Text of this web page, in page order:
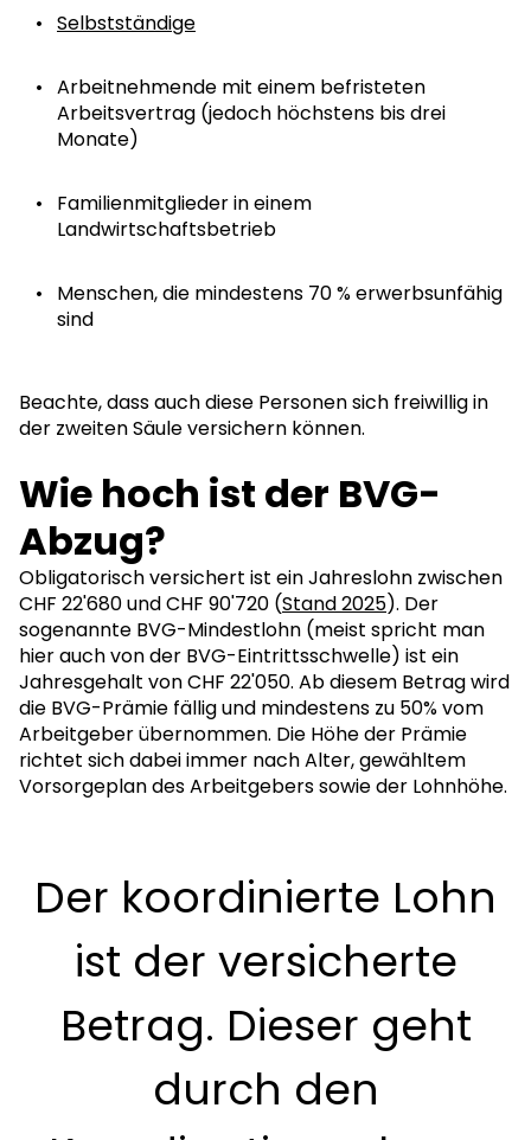
Selbstständige
Arbeitnehmende mit einem befristeten
Arbeitsvertrag (jedoch höchstens bis drei
Monate)
Familienmitglieder in einem
Landwirtschaftsbetrieb
Menschen, die mindestens 70 % erwerbsunfähig
sind
Beachte, dass auch diese Personen sich freiwillig in
der zweiten Säule versichern können.
Wie hoch ist der BVG-
Abzug?
Obligatorisch versichert ist ein Jahreslohn zwischen
CHF 22'680 und CHF 90'720 (Stand 2025). Der
sogenannte BVG-Mindestlohn (meist spricht man
hier auch von der BVG-Eintrittsschwelle) ist ein
Jahresgehalt von CHF 22'050. Ab diesem Betrag wird
die BVG-Prämie fällig und mindestens zu 50% vom
Arbeitgeber übernommen. Die Höhe der Prämie
richtet sich dabei immer nach Alter, gewähltem
Vorsorgeplan des Arbeitgebers sowie der Lohnhöhe.
Der koordinierte Lohn
ist der versicherte
Betrag. Dieser geht
durch den